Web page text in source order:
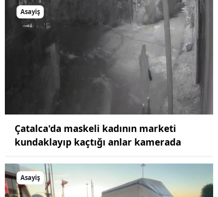
Asayiş
Çatalca'da maskeli kadının marketi
kundaklayıp kaçtığı anlar kamerada
Asayiş